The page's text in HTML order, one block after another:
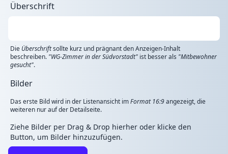
Überschrift
Die Überschriftsollte kurz und prägnant den Anzeigen-Inhalt
beschreiben. "WG-Zimmer in der Südvorstadt" ist besser als "Mitbewohner
gesucht".
Bilder
Das erste Bild wird in der Listenansicht imFormat 16:9angezeigt, die
weiteren nur auf der Detailseite.
Ziehe Bilder per Drag & Drop hierher oder klicke den
Button, um Bilder hinzuzufügen.